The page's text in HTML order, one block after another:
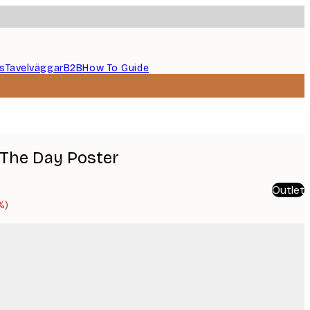
TavelväggarB2BHow To Guide
Day Poster
Outlet